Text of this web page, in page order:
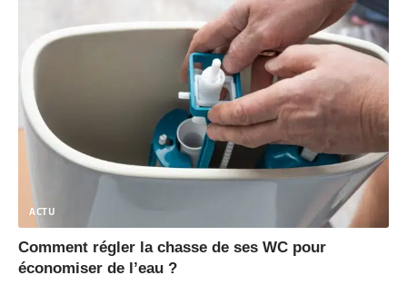
ACTU
Comment régler la chasse de ses WC pour
économiser de l’eau ?